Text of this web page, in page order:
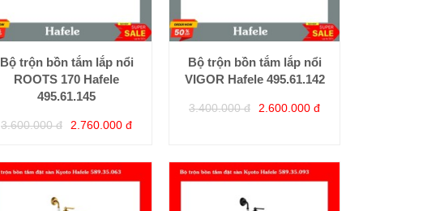
Bộ trộn bồn tắm lắp nổi
ROOTS 170 Hafele
495.61.145
3.600.000 đ 2.760.000 đ
Bộ trộn bồn tắm lắp nổi
VIGOR Hafele 495.61.142
3.400.000 đ 2.600.000 đ